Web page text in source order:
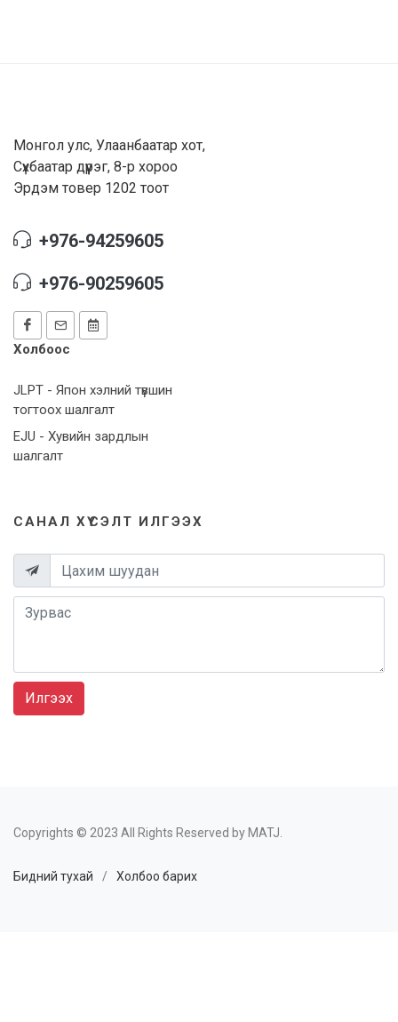
Монгол улс, Улаанбаатар хот,
Сүхбаатар дүүрэг, 8-р хороо
Эрдэм товер 1202 тоот
+976-94259605
+976-90259605
Холбоос
JLPT - Япон хэлний түвшин
тогтоох шалгалт
EJU - Хувийн зардлын
шалгалт
САНАЛ ХҮСЭЛТ ИЛГЭЭХ
Илгээх
Copyrights © 2023 All Rights Reserved by MATJ.
Бидний тухай / Холбоо барих